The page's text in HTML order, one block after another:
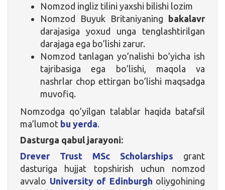
Nomzod ingliz tilini yaxshi bilishi lozim
Nomzod Buyuk Britaniyaning bakalavr
darajasiga yoxud unga tenglashtirilgan
darajaga ega bo’lishi zarur.
Nomzod tanlagan yo’nalishi bo’yicha ish
tajribasiga ega bo’lishi, maqola va
nashrlar chop ettirgan bo’lishi maqsadga
muvofiq.
Nomzodga qo’yilgan talablar haqida batafsil
ma’lumot bu yerda.
Dasturga qabul jarayoni:
Drever Trust MSc Scholarships grant
dasturiga hujjat topshirish uchun nomzod
avvalo University of Edinburgh oliygohining